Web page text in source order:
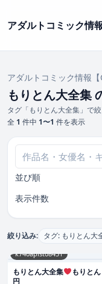
アダルトコミック情
アダルトコミック情報【
もりとん大全集
タグ「もりとん大全集」で
全 1 件中 1〜1 件を表示
並び順
表示件数
絞り込み: タグ: もりとん大
k740aplst08451
もりとん大全集
もりと
円